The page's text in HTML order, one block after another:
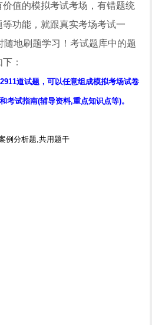
值的模拟考试考场，有错题统
功能，就跟真实考场考试一
随地刷题学习！考试题库中的题
：
道试题，可以任意组成模拟考场试卷
考试指南(辅导资料,重点知识点等)。
例分析题,共用题干